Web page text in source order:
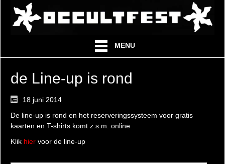
MENU
de Line-up is rond
18 juni 2014
De line-up is rond en het reserveringssysteem voor gratis
kaarten en T-shirts komt z.s.m. online
Klik hier voor de line-up